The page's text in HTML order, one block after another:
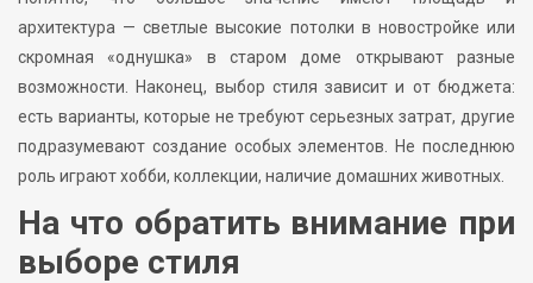
архитектура — светлые высокие потолки в новостройке или
скромная «однушка» в старом доме открывают разные
возможности. Наконец, выбор стиля зависит и от бюджета:
есть варианты, которые не требуют серьезных затрат, другие
подразумевают создание особых элементов. Не последнюю
роль играют хобби, коллекции, наличие домашних животных.
На что обратить внимание при
выборе стиля